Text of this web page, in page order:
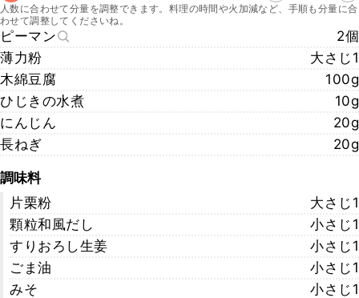
人数に合わせて分量を調整できます。料理の時間や火加減など、手順も分量に合
わせて調整してくださいね。
ピーマン
2個
薄力粉
大さじ1
木綿豆腐
100g
ひじきの水煮
10g
にんじん
20g
長ねぎ
20g
調味料
片栗粉
大さじ1
顆粒和風だし
小さじ1
すりおろし生姜
小さじ1
ごま油
小さじ1
みそ
小さじ1